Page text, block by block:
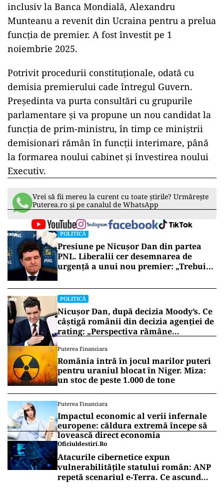
inclusiv la Banca Mondială, Alexandru
Munteanu a revenit din Ucraina pentru a prelua
funcția de premier. A fost învestit pe 1
noiembrie 2025.
Potrivit procedurii constituționale, odată cu
demisia premierului cade întregul Guvern.
Președinta va purta consultări cu grupurile
parlamentare și va propune un nou candidat la
funcția de prim-ministru, în timp ce miniștrii
demisionari rămân în funcții interimare, până
la formarea noului cabinet și învestirea noului
Executiv.
Vrei să fii mereu la curent cu toate știrile? Urmărește
Puterea.ro și pe canalul de WhatsApp
POLITICĂ
Presiune pe Nicușor Dan din partea
PNL. Liberalii cer desemnarea de
urgență a unui nou premier: „Trebuie
POLITICĂ
Nicușor Dan, după decizia Moody’s. Ce
câștigă românii din decizia agenției de
rating: „Perspectiva rămâne
Puterea Financiara
România intră în jocul marilor puteri
pentru uraniul blocat în Niger. Miza:
un stoc de peste 1.000 de tone
Puterea Financiara
Impactul economic al verii infernale
europene: căldura extremă începe să
lovească direct economia
Oficiuldestiri.ro
Atacurile cibernetice expun
vulnerabilitățile statului român: ANP
repetă scenariul e‑Terra. Ce ascund